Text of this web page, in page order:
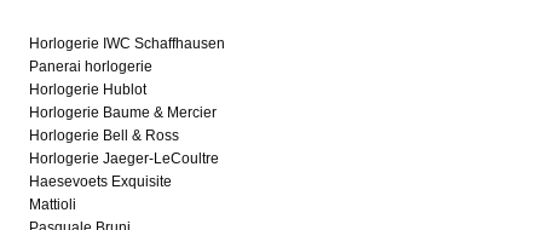
Horlogerie IWC Schaffhausen
Panerai horlogerie
Horlogerie Hublot
Horlogerie Baume & Mercier
Horlogerie Bell & Ross
Horlogerie Jaeger-LeCoultre
Haesevoets Exquisite
Mattioli